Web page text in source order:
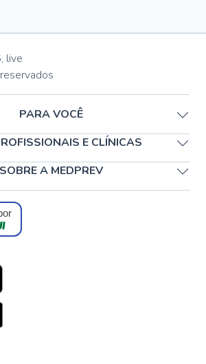
, live
PARA VOCÊ
E CLÍNICAS
SOBRE A MEDPREV